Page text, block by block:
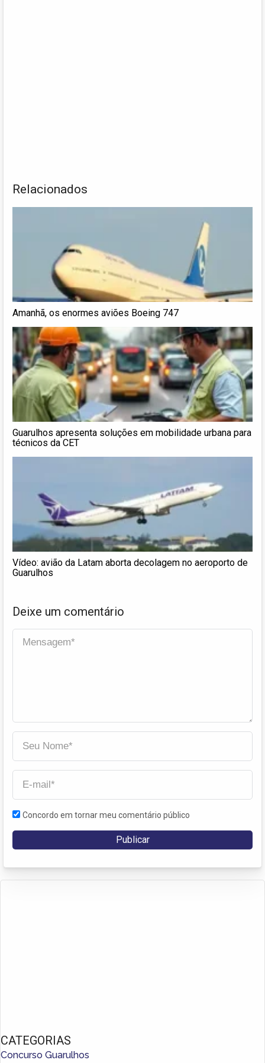
Relacionados
Amanhã, os enormes aviões Boeing 747
Guarulhos apresenta soluções em mobilidade urbana para
técnicos da CET
Vídeo: avião da Latam aborta decolagem no aeroporto de
Guarulhos
Deixe um comentário
Concordo em tornar meu comentário público
CATEGORIAS
Concurso Guarulhos